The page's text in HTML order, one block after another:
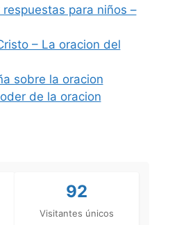
para niños –
– La oracion del
sobre la oracion
de la oracion
92
Visitantes únicos